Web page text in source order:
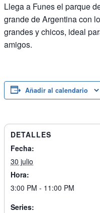
Llega a Funes el parque
grande de Argentina con
grandes y chicos, ideal
amigos.
Añadir al calendario
DETALLES
Fecha:
30 julio
Hora:
3:00 PM - 11:00 PM
Series: